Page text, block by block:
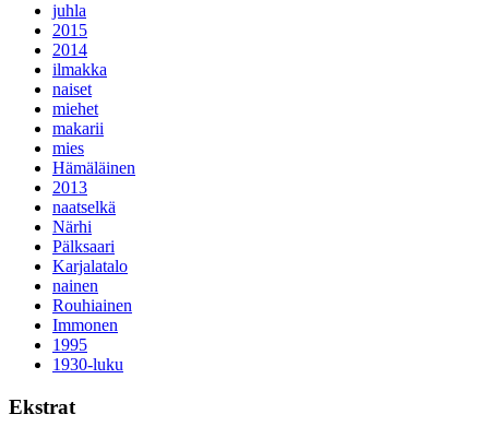
juhla
2015
2014
ilmakka
naiset
miehet
makarii
mies
Hämäläinen
2013
naatselkä
Närhi
Pälksaari
Karjalatalo
nainen
Rouhiainen
Immonen
1995
1930-luku
Ekstrat